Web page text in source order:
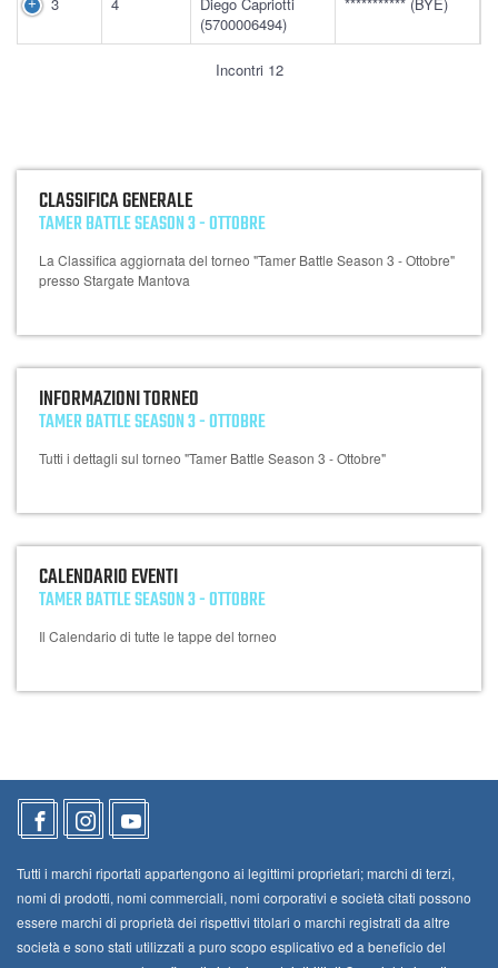
(5700006494)
Incontri 12
CLASSIFICA GENERALE
TAMER BATTLE SEASON 3 - OTTOBRE
La Classifica aggiornata del torneo "Tamer Battle Season 3 - Ottobre"
presso Stargate Mantova
INFORMAZIONI TORNEO
TAMER BATTLE SEASON 3 - OTTOBRE
Tutti i dettagli sul torneo "Tamer Battle Season 3 - Ottobre"
CALENDARIO EVENTI
TAMER BATTLE SEASON 3 - OTTOBRE
Il Calendario di tutte le tappe del torneo
Tutti i marchi riportati appartengono ai legittimi proprietari; marchi di terzi,
nomi di prodotti, nomi commerciali, nomi corporativi e società citati possono
essere marchi di proprietà dei rispettivi titolari o marchi registrati da altre
società e sono stati utilizzati a puro scopo esplicativo ed a beneficio del